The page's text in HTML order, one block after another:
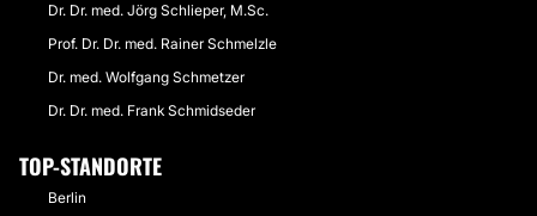
Dr. Dr. med. Jörg Schlieper, M.Sc.
Prof. Dr. Dr. med. Rainer Schmelzle
Dr. med. Wolfgang Schmetzer
Dr. Dr. med. Frank Schmidseder
TOP-STANDORTE
Berlin